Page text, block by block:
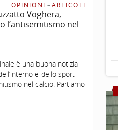
OPINIONI –ARTICOLI
Voghera,
l’antisemitismo nel
è una buona notizia
e dello sport
nel calcio. Partiamo